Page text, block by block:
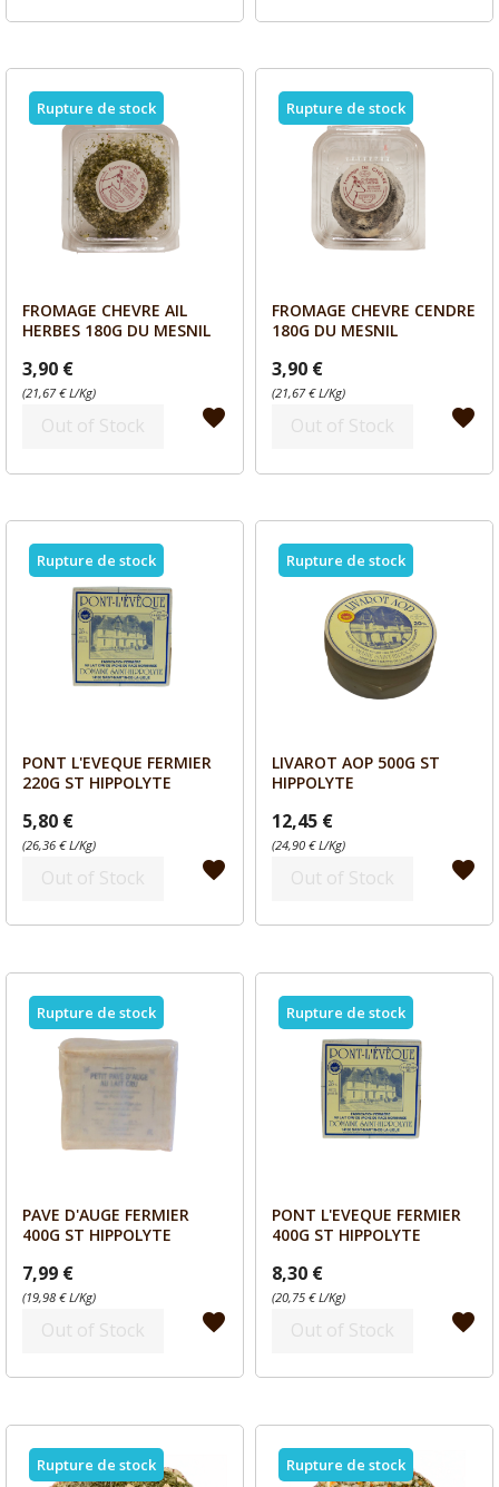
Aperçu
FROMAGE CHEVRE AIL
HERBES 180G DU MESNIL
3,90 €
(21,67 € L/Kg)
Out of Stock favorite
Rupture de stock
Aperçu
FROMAGE CHEVRE CENDRE
180G DU MESNIL
3,90 €
(21,67 € L/Kg)
Out of Stock favorite
Rupture de stock
Aperçu
PONT L'EVEQUE FERMIER
220G ST HIPPOLYTE
5,80 €
(26,36 € L/Kg)
Out of Stock favorite
Rupture de stock
Aperçu
LIVAROT AOP 500G ST
HIPPOLYTE
12,45 €
(24,90 € L/Kg)
Out of Stock favorite
Rupture de stock
Aperçu
PAVE D'AUGE FERMIER
400G ST HIPPOLYTE
7,99 €
(19,98 € L/Kg)
Out of Stock favorite
Rupture de stock
Aperçu
PONT L'EVEQUE FERMIER
400G ST HIPPOLYTE
8,30 €
(20,75 € L/Kg)
Out of Stock favorite
Rupture de stock
Rupture de stock Rupture de stock